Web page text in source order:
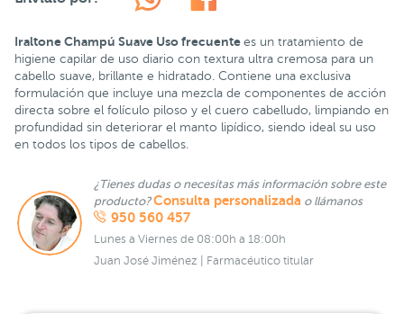
Iraltone Champú Suave Uso frecuente es un tratamiento de
higiene capilar de uso diario con textura ultra cremosa para un
cabello suave, brillante e hidratado. Contiene una exclusiva
formulación que incluye una mezcla de componentes de acción
directa sobre el folículo piloso y el cuero cabelludo, limpiando en
profundidad sin deteriorar el manto lipídico, siendo ideal su uso
en todos los tipos de cabellos.
¿Tienes dudas o necesitas más información sobre este
producto?Consulta personalizada o llámanos
950 560 457
Lunes a Viernes de 08:00h a 18:00h
Juan José Jiménez | Farmacéutico titular